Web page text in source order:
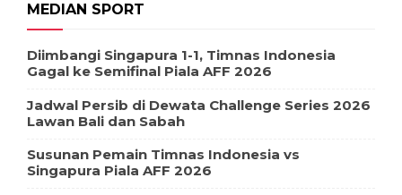
MEDIAN SPORT
Diimbangi Singapura 1-1, Timnas Indonesia
Gagal ke Semifinal Piala AFF 2026
Jadwal Persib di Dewata Challenge Series 2026
Lawan Bali dan Sabah
Susunan Pemain Timnas Indonesia vs
Singapura Piala AFF 2026